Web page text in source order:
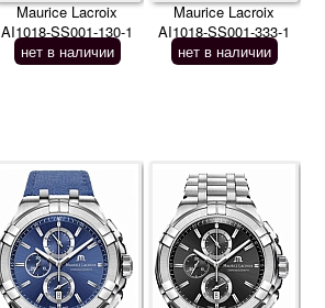
Maurice Lacroix
AI1018-SS001-130-1
нет в наличии
Maurice Lacroix
AI1018-SS001-333-1
нет в наличии